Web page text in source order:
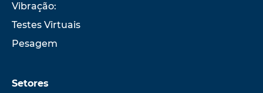
Vibração:
Testes Virtuais
Pesagem
Setores